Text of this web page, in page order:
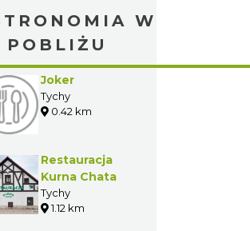
W
POBLIŻU
Joker
Tychy
0.42 km
Restauracja
Kurna Chata
Tychy
1.12 km